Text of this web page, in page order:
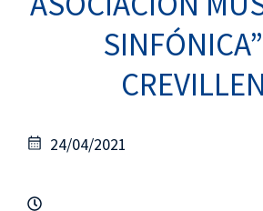
24/04/2021